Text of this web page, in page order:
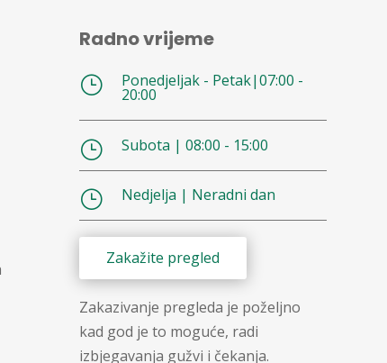
Radno vrijeme
} Ponedjeljak - Petak|07:00 -
20:00
} Subota | 08:00 - 15:00
} Nedjelja | Neradni dan
Zakažite pregled
Zakazivanje pregleda je poželjno
kad god je to moguće, radi
izbjegavanja gužvi i čekanja.